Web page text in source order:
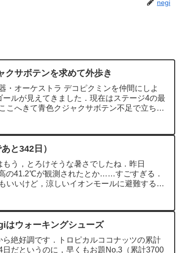
negi
クサボテンを求めて外歩き
・オーケストラ デコピクミンを仲間にしよ
ルが見えてきました．現在はステージ4の最
こへきて青色クジャクサボテン不足で立ち往
と342日）
う，とろけそうな暑さでしたね．昨日
の41.2℃が観測されたとか……すごすぎる．
いいけど，涼しいイオンモールに避難するの
はウォーキングシューズ
絶好調です．トロピカルココナッツの累計
だというのに，早くもお題No.3（累計3700